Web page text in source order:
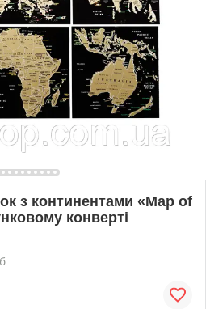
з континентами «Map of
конверті